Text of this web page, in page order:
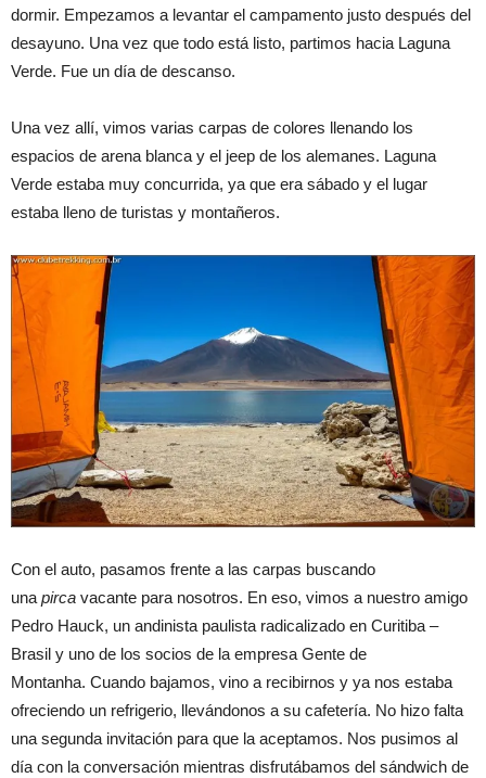
dormir. Empezamos a levantar el campamento justo después del
desayuno. Una vez que todo está listo, partimos hacia Laguna
Verde. Fue un día de descanso.
Una vez allí, vimos varias carpas de colores llenando los
espacios de arena blanca y el jeep de los alemanes. Laguna
Verde estaba muy concurrida, ya que era sábado y el lugar
estaba lleno de turistas y montañeros.
Con el auto, pasamos frente a las carpas buscando
una pirca vacante para nosotros. En eso, vimos a nuestro amigo
Pedro Hauck, un andinista paulista radicalizado en Curitiba –
Brasil y uno de los socios de la empresa Gente de
Montanha. Cuando bajamos, vino a recibirnos y ya nos estaba
ofreciendo un refrigerio, llevándonos a su cafetería. No hizo falta
una segunda invitación para que la aceptamos. Nos pusimos al
día con la conversación mientras disfrutábamos del sándwich de